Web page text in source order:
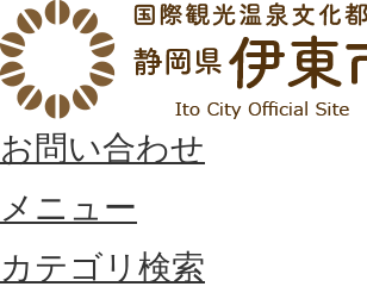
お問い合わせ
メニュー
カテゴリ検索